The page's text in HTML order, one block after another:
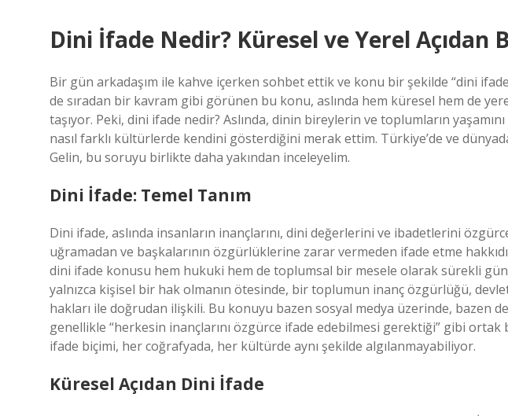
Dini İfade Nedir? Küresel ve Yerel Açıdan
Bir gün arkadaşım ile kahve içerken sohbet ettik ve konu bir şekilde “dini
de sıradan bir kavram gibi görünen bu konu, aslında hem küresel hem de
taşıyor. Peki, dini ifade nedir? Aslında, dinin bireylerin ve toplumların
nasıl farklı kültürlerde kendini gösterdiğini merak ettim. Türkiye’de ve
Gelin, bu soruyu birlikte daha yakından inceleyelim.
Dini İfade: Temel Tanım
Dini ifade, aslında insanların inançlarını, dini değerlerini ve ibadetlerini
uğramadan ve başkalarının özgürlüklerine zarar vermeden ifade etme
dini ifade konusu hem hukuki hem de toplumsal bir mesele olarak sürekli
yalnızca kişisel bir hak olmanın ötesinde, bir toplumun inanç özgürlüğü,
hakları ile doğrudan ilişkili. Bu konuyu bazen sosyal medya üzerinde, bazen
genellikle “herkesin inançlarını özgürce ifade edebilmesi gerektiği” gibi
ifade biçimi, her coğrafyada, her kültürde aynı şekilde algılanmayabiliyor.
Küresel Açıdan Dini İfade